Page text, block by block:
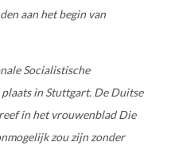
aan het begin van
Socialistische
in Stuttgart. De Duitse
in het vrouwenblad Die
zou zijn zonder